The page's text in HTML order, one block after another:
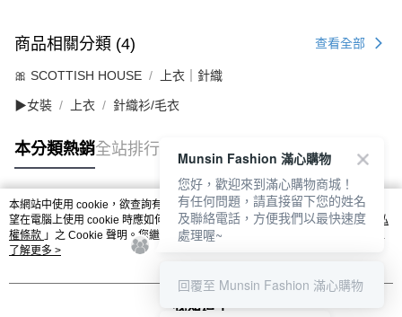
商品相關分類 (4) 查看全部
🎀 SCOTTISH HOUSE 上衣｜針織
▶女裝 上衣 針織衫/毛衣
本分類熱銷全站排行
熱門標籤
本網站中使用 cookie，欲查詢有關本網站使用 cookie 方式之詳情，及若您不希
望在電腦上使用 cookie 時應如何變更電腦的 cookie 設定，請參閱本網站「
隱私
權條款 」之 Cookie 聲明。您繼續使用本網站即表示您同意本公司得按本網站使
用條款之 Cookie 聲明使用 cookie。
了解更多 >
我知道了
Munsin Fashion 滿心購物
您好，歡迎來到滿心購物商城！
有任何問題，請直接留下您的姓名
及聯絡電話，方便我們以最快速度
處理喔~
回覆至 Munsin Fashion 滿心購物